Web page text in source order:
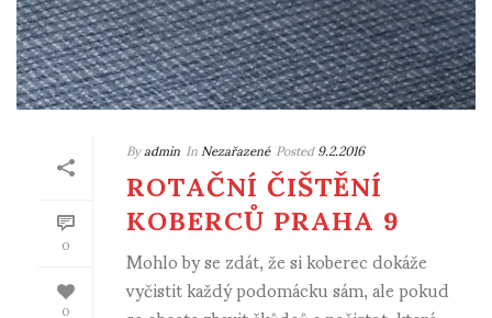
0
0
ByadminInNezařazenéPosted9.2.2016
ROTAČNÍ ČIŠTĚNÍ
KOBERCŮ PRAHA 9
Mohlo by se zdát, že si koberec dokáže
vyčistit každý podomácku sám, ale pokud